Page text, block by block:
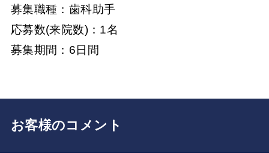
募集職種：歯科助手
応募数(来院数)：1名
募集期間：6日間
お客様のコメント